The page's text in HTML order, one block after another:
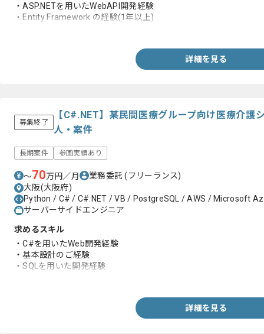
・ASP.NETを用いたWebAPI開発経験
・Entity Framework の経験(1年以上)
詳細を見る
募集終了
【C#.NET】某民間医療グループ向け医療介護
人・案件
長期案件 参画実績あり
〜70万円／月 業務委託(フリーランス)
大阪(大阪府)
Python / C# / C#.NET / VB / PostgreSQL / AWS / Microsoft
サーバーサイドエンジニア
求めるスキル
・C#を用いたWeb開発経験
・基本設計のご経験
・SQLを用いた開発経験
詳細を見る